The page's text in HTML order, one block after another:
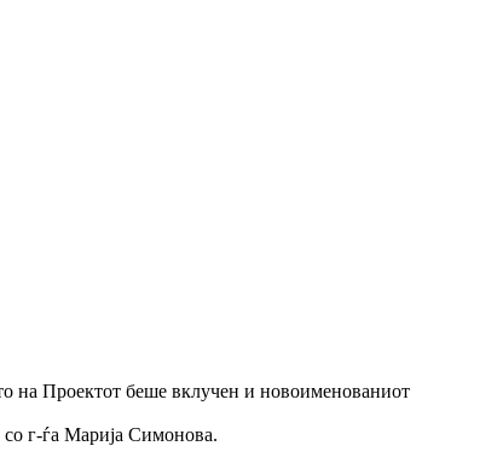
на Проектот беше вклучен и новоименованиот
г-ѓа Марија Симонова.